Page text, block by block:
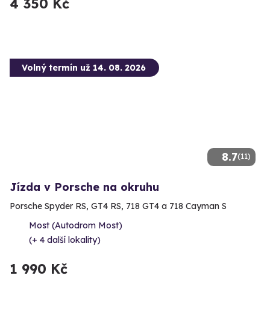
4 350 Kč
8.7(11)
Volný termín už 14. 08. 2026
Jízda v Porsche na okruhu
Porsche Spyder RS, GT4 RS, 718 GT4 a 718 Cayman S
Most (Autodrom Most)
(+ 4 další lokality)
1 990 Kč